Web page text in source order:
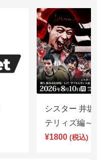
シスター 井
テリィズ編
¥1800 (税込)